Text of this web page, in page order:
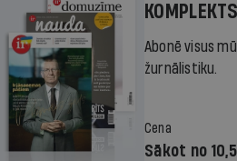
Abonē visus
žurnālistiku.
Cena
Sākot no